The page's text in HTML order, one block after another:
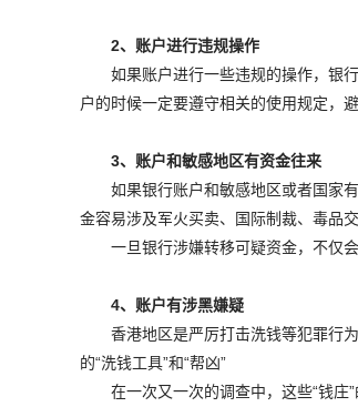
2、账户进行违规操作
如果账户进行一些违规的操作，银
户的时候一定要遵守相关的使用规定，
3、账户和敏感地区有资金往来
如果银行账户和敏感地区或者国家
金容易涉及军火买卖、国际制裁、毒品
一旦银行涉嫌转移可疑资金，不仅
4、账户有涉黑嫌疑
香港地区是严厉打击洗钱等犯罪行
的“洗钱工具”和“帮凶”
在一次又一次的调查中，这些“钱庄